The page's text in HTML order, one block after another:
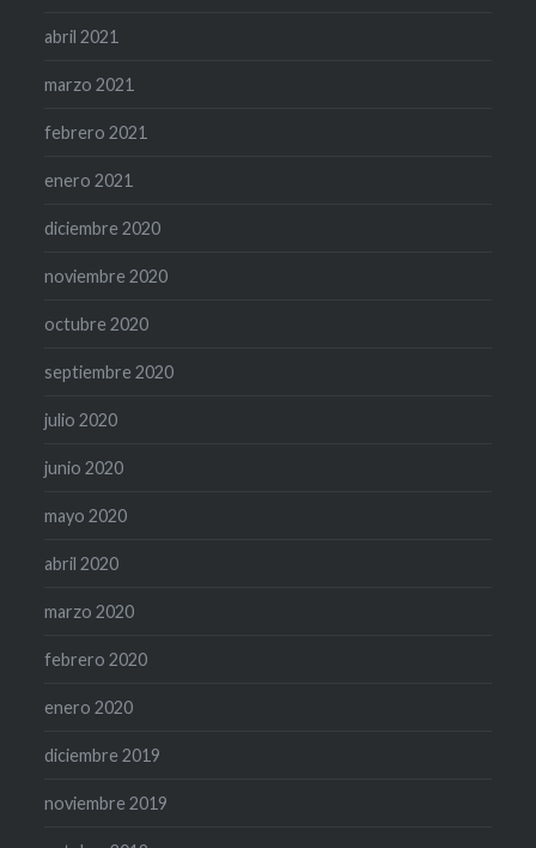
abril 2021
marzo 2021
febrero 2021
enero 2021
diciembre 2020
noviembre 2020
octubre 2020
septiembre 2020
julio 2020
junio 2020
mayo 2020
abril 2020
marzo 2020
febrero 2020
enero 2020
diciembre 2019
noviembre 2019